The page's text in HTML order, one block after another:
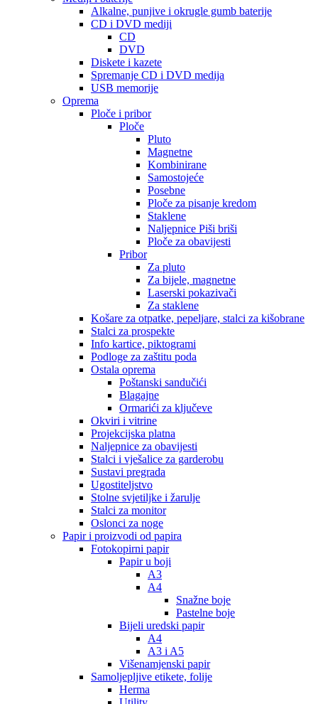
Alkalne, punjive i okrugle gumb baterije
CD i DVD mediji
CD
DVD
Diskete i kazete
Spremanje CD i DVD medija
USB memorije
Oprema
Ploče i pribor
Ploče
Pluto
Magnetne
Kombinirane
Samostojeće
Posebne
Ploče za pisanje kredom
Staklene
Naljepnice Piši briši
Ploče za obavijesti
Pribor
Za pluto
Za bijele, magnetne
Laserski pokazivači
Za staklene
Košare za otpatke, pepeljare, stalci za kišobrane
Stalci za prospekte
Info kartice, piktogrami
Podloge za zaštitu poda
Ostala oprema
Poštanski sandučići
Blagajne
Ormarići za ključeve
Okviri i vitrine
Projekcijska platna
Naljepnice za obavijesti
Stalci i vješalice za garderobu
Sustavi pregrada
Ugostiteljstvo
Stolne svjetiljke i žarulje
Stalci za monitor
Oslonci za noge
Papir i proizvodi od papira
Fotokopirni papir
Papir u boji
A3
A4
Snažne boje
Pastelne boje
Bijeli uredski papir
A4
A3 i A5
Višenamjenski papir
Samoljepljive etikete, folije
Herma